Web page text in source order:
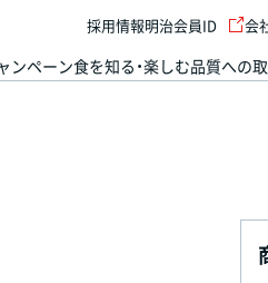
ンペーン食を知る・楽しむ品質への
採用情報明治会員ID 会